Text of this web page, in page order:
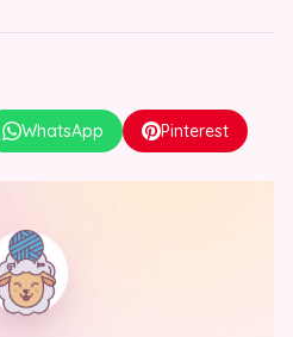
WhatsApp Pinterest